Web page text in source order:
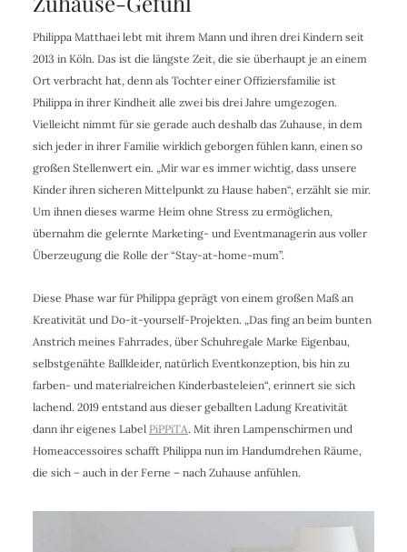
Philippa Matthaei lebt mit ihrem Mann und ihren drei Kindern seit
2013 in Köln. Das ist die längste Zeit, die sie überhaupt je an einem
Ort verbracht hat, denn als Tochter einer Offiziersfamilie ist
Philippa in ihrer Kindheit alle zwei bis drei Jahre umgezogen.
Vielleicht nimmt für sie gerade auch deshalb das Zuhause, in dem
sich jeder in ihrer Familie wirklich geborgen fühlen kann, einen so
großen Stellenwert ein. „Mir war es immer wichtig, dass unsere
Kinder ihren sicheren Mittelpunkt zu Hause haben“, erzählt sie mir.
Um ihnen dieses warme Heim ohne Stress zu ermöglichen,
übernahm die gelernte Marketing- und Eventmanagerin aus voller
Überzeugung die Rolle der “Stay-at-home-mum”.
Diese Phase war für Philippa geprägt von einem großen Maß an
Kreativität und Do-it-yourself-Projekten. „Das fing an beim bunten
Anstrich meines Fahrrades, über Schuhregale Marke Eigenbau,
selbstgenähte Ballkleider, natürlich Eventkonzeption, bis hin zu
farben- und materialreichen Kinderbasteleien“, erinnert sie sich
lachend. 2019 entstand aus dieser geballten Ladung Kreativität
dann ihr eigenes Label PiPPiTA. Mit ihren Lampenschirmen und
Homeaccessoires schafft Philippa nun im Handumdrehen Räume,
die sich – auch in der Ferne – nach Zuhause anfühlen.